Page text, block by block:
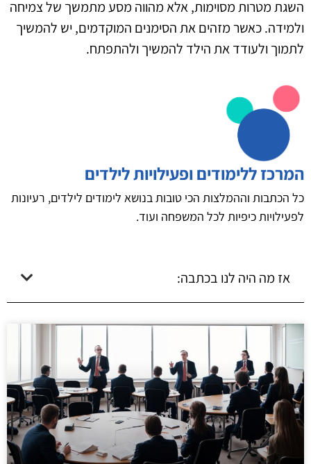
השגת מטרות מסוימות, אלא מהווה מסע מתמשך של צמיחה
ולמידה. כאשר מזהים את הסימנים המוקדמים, יש להמשיך
לתמוך ולעודד את הילד להמשיך ולהתפתח.
המרכז ללימודים ופעילויות לילדים
כל הכתבות וההמלצות הכי טובות בנושא לימודים לילדים, רעיונות
לפעילויות כיפיות לכל המשפחה ועוד.
אז מה היה לנו בכתבה: